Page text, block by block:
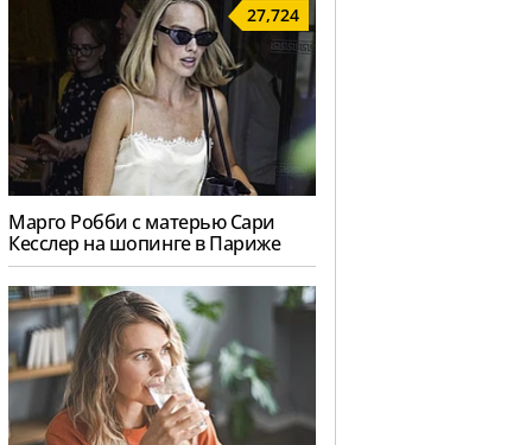
27,724
Марго Робби с матерью Сари
Кесслер на шопинге в Париже